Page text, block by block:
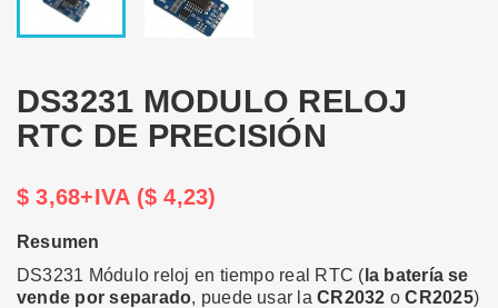
DS3231 MODULO RELOJ
RTC DE PRECISIÓN
$ 3,68+IVA ($ 4,23)
Resumen
DS3231 Módulo reloj en tiempo real RTC ( la batería se
vende por separado, puede usar laCR2032 oCR2025)